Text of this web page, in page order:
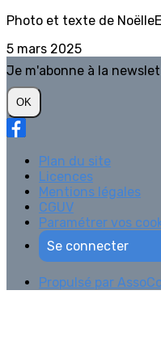
Photo et texte de
5 mars 2025
Je m'abonne à la
OK
Plan du site
Licences
Mentions légales
CGUV
Paramétrer vos
Se connecter
Propulsé par